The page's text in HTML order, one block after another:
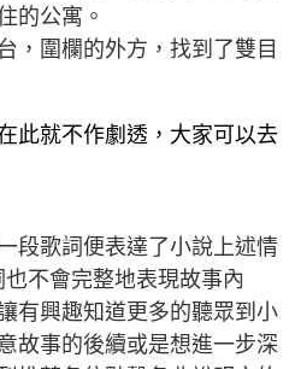
的公寓。
，圍欄的外方，找到了雙目
此就不作劇透，大家可以去
段歌詞便表達了小說上述情
不會完整地表現故事內
有興趣知道更多的聽眾到小
故事的後續或是想進一步深